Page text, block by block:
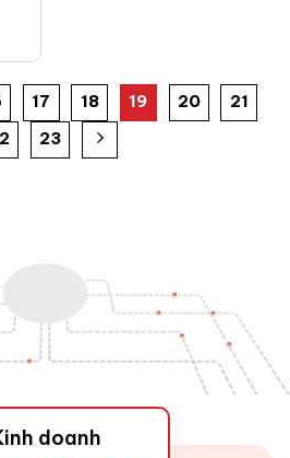
17 18 19 20
21
23
doanh